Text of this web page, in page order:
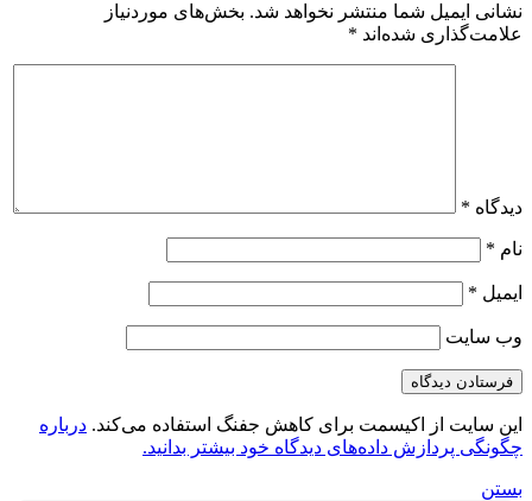
نشانی ایمیل شما منتشر نخواهد شد. بخش‌های موردنیاز
علامت‌گذاری شده‌اند *
دیدگاه *
نام *
ایمیل *
وب‌ سایت
این سایت از اکیسمت برای کاهش جفنگ استفاده می‌کند. درباره
چگونگی پردازش داده‌های دیدگاه خود بیشتر بدانید.
بستن